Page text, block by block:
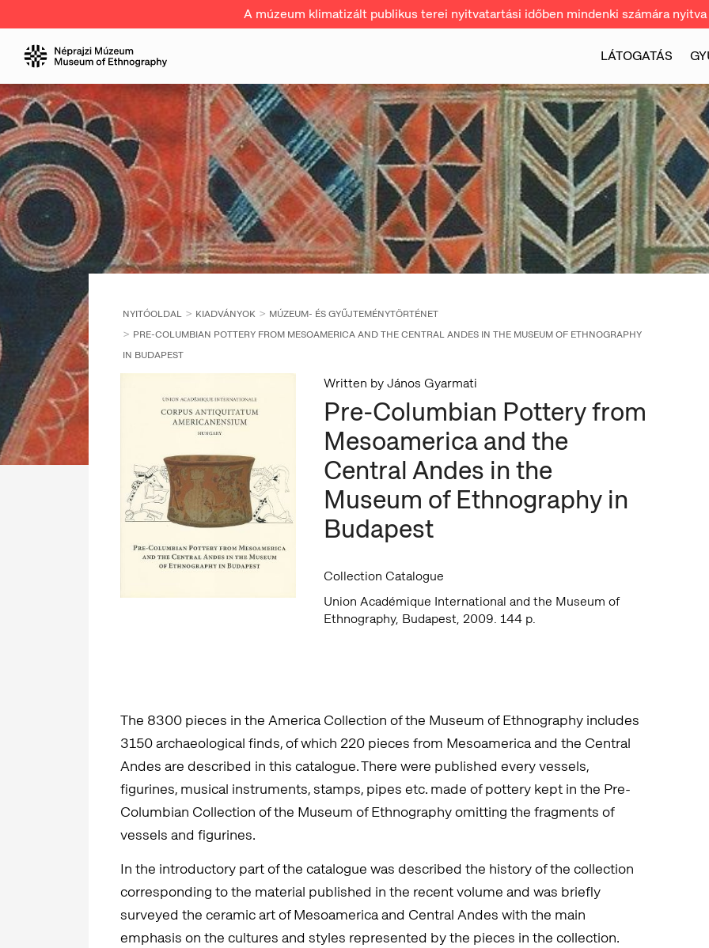
A múzeum klimatizált publikus terei nyitvatartási időben mindenki számára nyitva
LÁTOGATÁS
NYITÓOLDAL KIADVÁNYOK
MÚZEUM- ÉS GYŰJTEMÉNYTÖRTÉNET
PRE-COLUMBIAN POTTERY FROM MESOAMERICA AND THE CENTRAL ANDES IN THE MUSEUM OF ETHNOGRAPHY
IN BUDAPEST
Written by János Gyarmati
Pre-Columbian Pottery from
Mesoamerica and the
Central Andes in the
Museum of Ethnography in
Budapest
Collection Catalogue
Union Académique International and the Museum of
Ethnography, Budapest, 2009. 144 p.
The 8300 pieces in the America Collection of the Museum of Ethnography includes
3150 archaeological finds, of which 220 pieces from Mesoamerica and the Central
Andes are described in this catalogue. There were published every vessels,
figurines, musical instruments, stamps, pipes etc. made of pottery kept in the Pre-
Columbian Collection of the Museum of Ethnography omitting the fragments of
vessels and figurines.
In the introductory part of the catalogue was described the history of the collection
corresponding to the material published in the recent volume and was briefly
surveyed the ceramic art of Mesoamerica and Central Andes with the main
emphasis on the cultures and styles represented by the pieces in the collection.